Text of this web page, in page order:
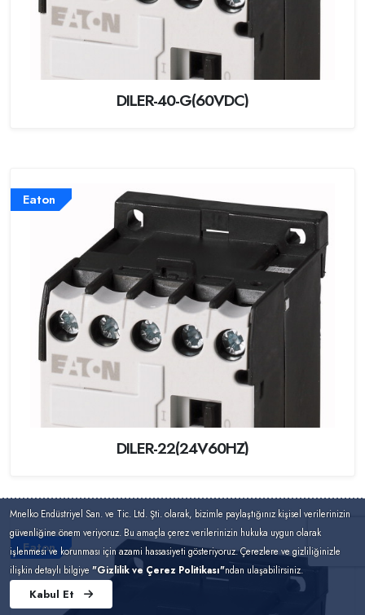
DILER-40-G(60VDC)
Eaton
DILER-22(24V60HZ)
Eaton
Mnelko Endüstriyel San. ve Tic. Ltd. Şti. olarak, bizimle paylaştığınız kişisel verilerinizin
güvenliğine önem veriyoruz. Bu amaçla çerez verilerinizin hukuka uygun olarak
işlenmesi ve korunması için azami hassasiyeti gösteriyoruz. Çerezlere ve gizliliğinizle
ilişkin detaylı bilgiye "Gizlilik ve Çerez Politikası"ndan ulaşabilirsiniz.
Kabul Et